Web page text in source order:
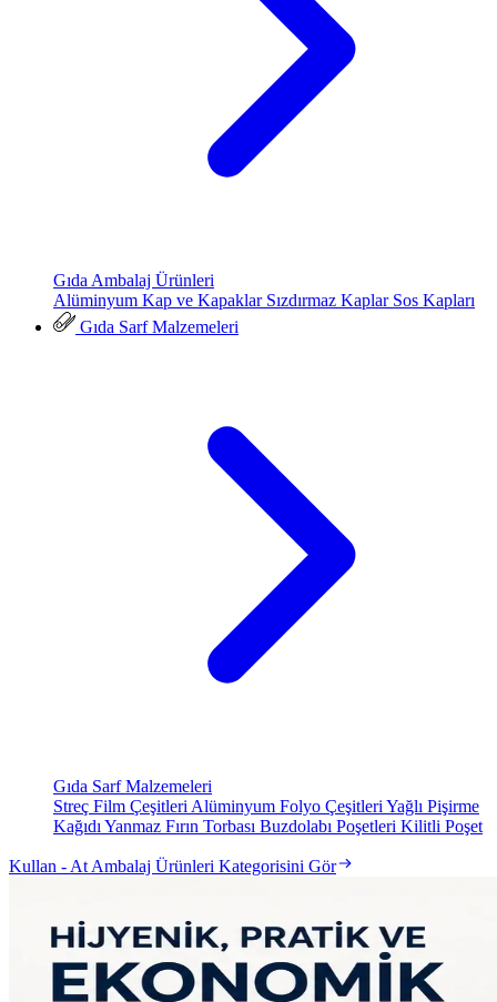
Gıda Ambalaj Ürünleri
Alüminyum Kap ve Kapaklar Sızdırmaz Kaplar Sos Kapları
Gıda Sarf Malzemeleri
Gıda Sarf Malzemeleri
Streç Film Çeşitleri Alüminyum Folyo Çeşitleri Yağlı Pişirme
Kağıdı Yanmaz Fırın Torbası Buzdolabı Poşetleri Kilitli Poşet
Kullan - At Ambalaj Ürünleri Kategorisini Gör